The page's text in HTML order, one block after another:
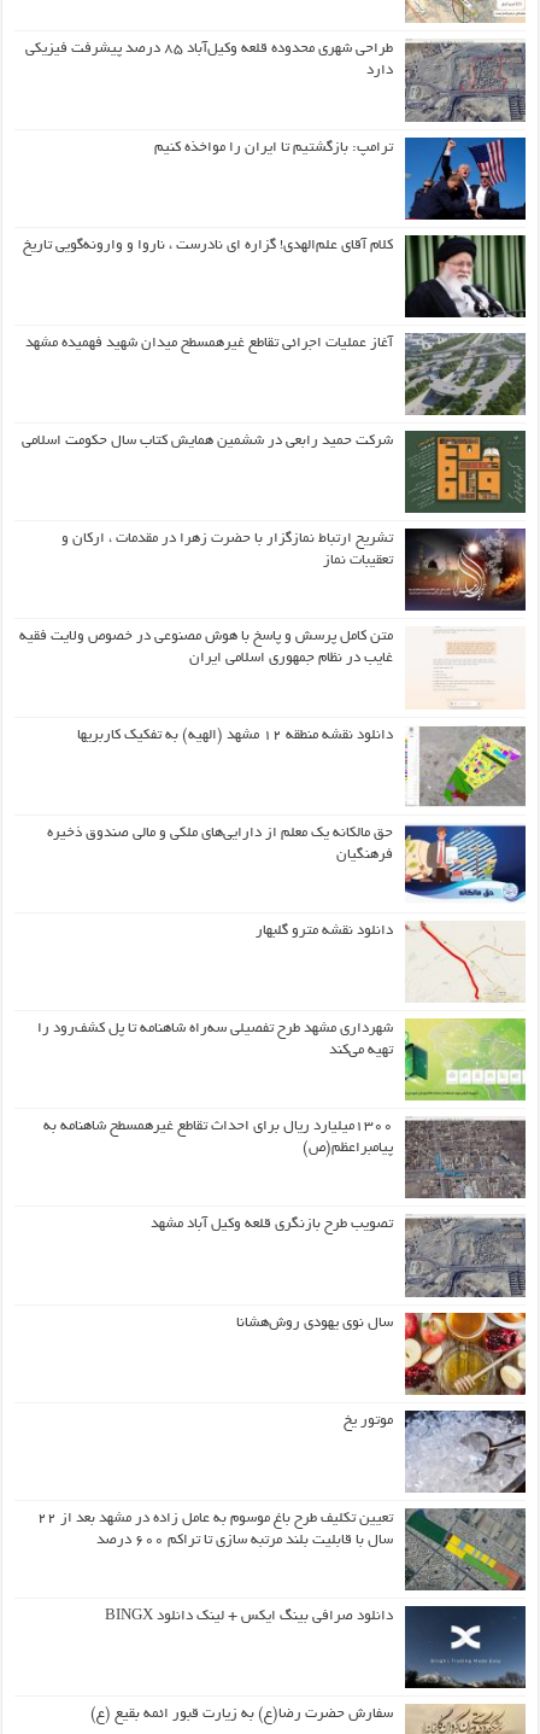
طراحی شهری محدوده قلعه وکیل‌آباد ۸۵ درصد پیشرفت فیزیکی
دارد
ترامپ: بازگشتیم تا ایران را مواخذه کنیم
کلام آقای علم‌الهدی! گزاره ای نادرست ، ناروا و وارونه‌گویی تاریخ
آغاز عملیات اجرائی تقاطع غیرهمسطح میدان شهید فهمیده مشهد
شرکت حمید رابعی در ششمین همایش کتاب سال حکومت اسلامی
تشریح ارتباط نمازگزار با حضرت زهرا در مقدمات ، ارکان و
تعقیبات نماز
متن کامل پرسش و پاسخ با هوش مصنوعی در خصوص ولایت فقیه
غایب در نظام جمهوری اسلامی ایران
دانلود نقشه منطقه ۱۲ مشهد (الهیه) به تفکیک کاربریها
حق مالکانه یک معلم از دارایی‌های ملکی و مالی صندوق ذخیره
فرهنگیان
دانلود نقشه مترو گلبهار
شهرداری مشهد طرح تفصیلی سه‌راه شاهنامه تا پل کشف‌رود را
تهیه می‌کند
۱۳۰۰میلیارد ریال برای احداث تقاطع غیرهمسطح شاهنامه به
پیامبراعظم(ص)
تصویب طرح بازنگری قلعه وکیل آباد مشهد
سال نوی یهودی روش‌هشانا
موتور یخ
تعیین تکلیف طرح باغ موسوم به عامل زاده در مشهد بعد از ۲۲
سال با قابلیت بلند مرتبه سازی تا تراکم ۶۰۰ درصد
دانلود صرافی بینگ ایکس + لینک دانلود BINGX
سفارش حضرت رضا(ع) به زیارت قبور ائمه بقیع (ع)